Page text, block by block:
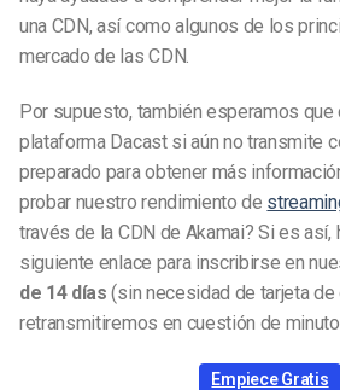
una CDN, así como algunos de los
mercado de las CDN.
Por supuesto, también esperamos que
plataforma Dacast si aún no transmite
preparado para obtener más
probar nuestro rendimiento de
través de la CDN de Akamai? Si es así,
siguiente enlace para inscribirse en
de 14 días (sin necesidad de tarjeta de
retransmitiremos en cuestión de
Empiece Gratis